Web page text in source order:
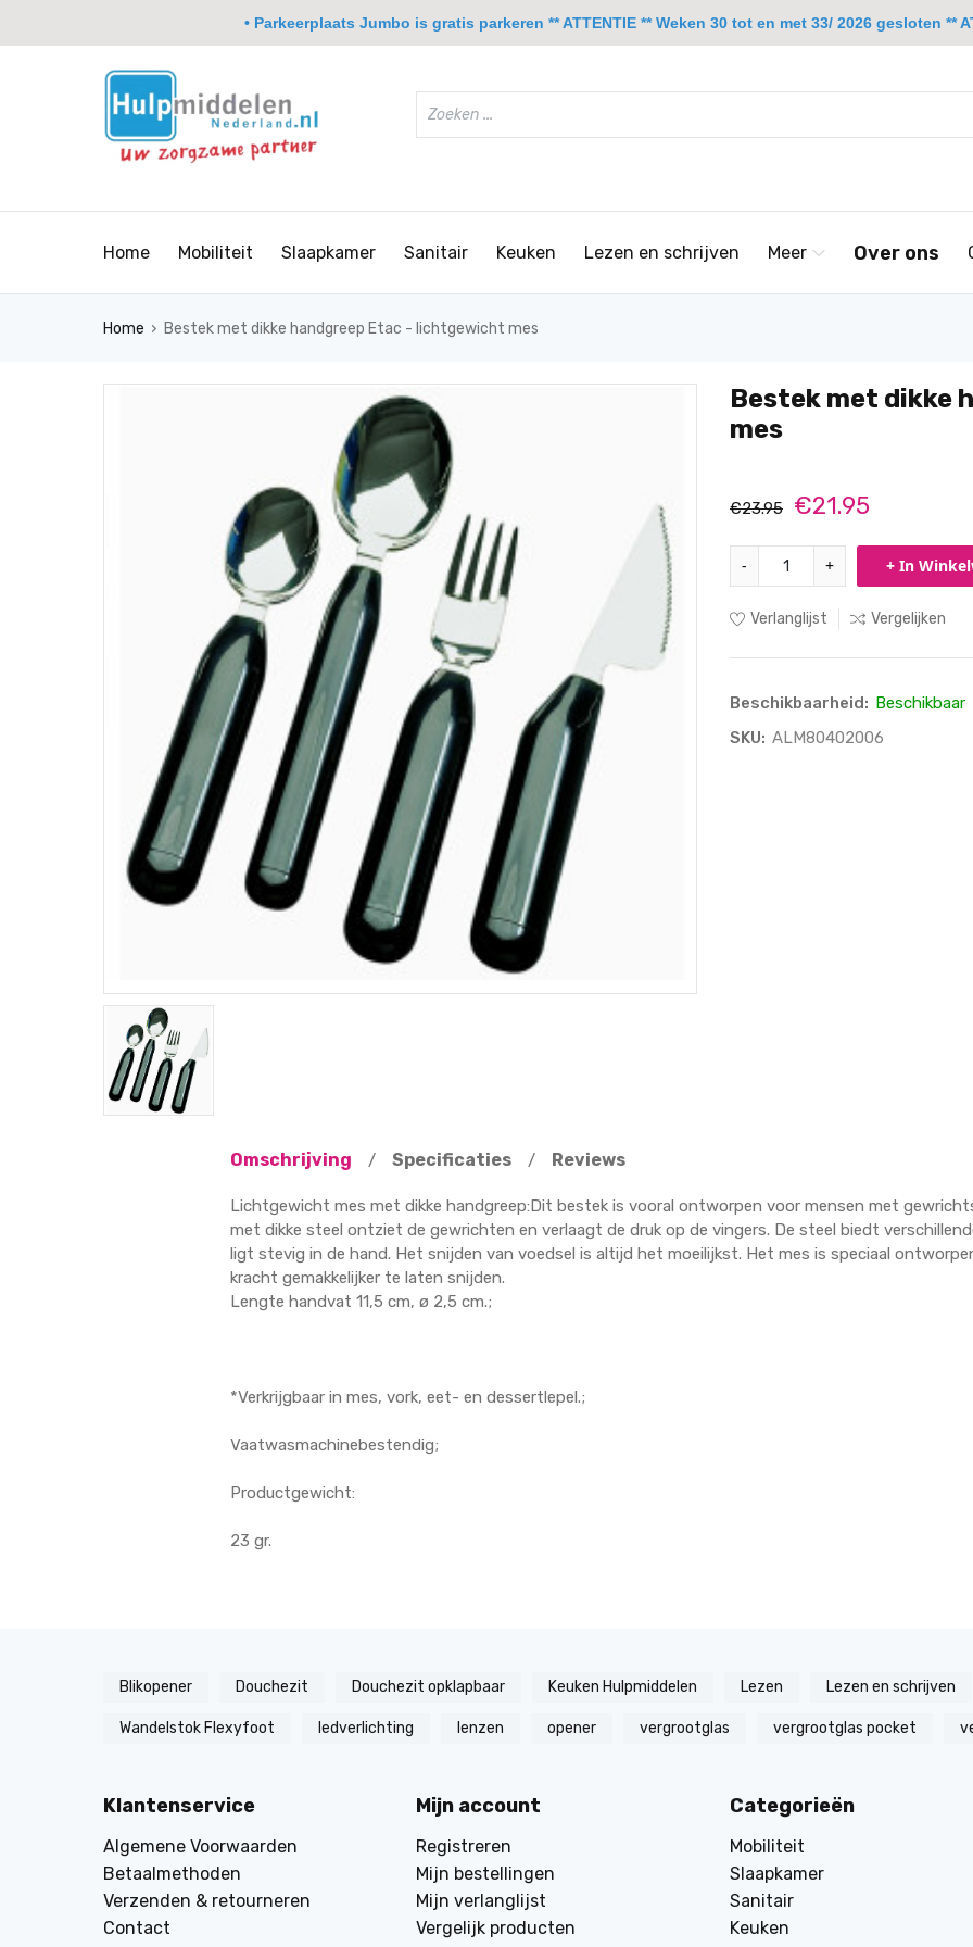
Home Mobiliteit Slaapkamer Sanitair Keuken Lezen en schrijven Meer Over ons
Home › Bestek met dikke handgreep Etac - lichtgewicht mes
Bestek met dikke
mes
€23.95 €21.95
- + + In
Verlanglijst Vergelijken
Beschikbaarheid: Beschikbaar
SKU: ALM80402006
Omschrijving / Specificaties / Reviews
Lichtgewicht mes met dikke handgreep:Dit bestek is vooral ontworpen voor mensen met
met dikke steel ontziet de gewrichten en verlaagt de druk op de vingers. De steel biedt
ligt stevig in de hand. Het snijden van voedsel is altijd het moeilijkst. Het mes is speciaal
kracht gemakkelijker te laten snijden.
Lengte handvat 11,5 cm, ø 2,5 cm.;
*Verkrijgbaar in mes, vork, eet- en dessertlepel.;
Vaatwasmachinebestendig;
Productgewicht:
23 gr.
Blikopener Douchezit Douchezit opklapbaar Keuken Hulpmiddelen Lezen Lezen en schrijven
Wandelstok Flexyfoot ledverlichting lenzen opener vergrootglas vergrootglas pocket
Klantenservice
Algemene Voorwaarden
Betaalmethoden
Verzenden & retourneren
Contact
Mijn account
Registreren
Mijn bestellingen
Mijn verlanglijst
Vergelijk producten
Categorieën
Mobiliteit
Slaapkamer
Sanitair
Keuken
• Parkeerplaats Jumbo is gratis parkeren ** ATTENTIE ** Weken 30 tot en met 33/ 2026 gesloten **